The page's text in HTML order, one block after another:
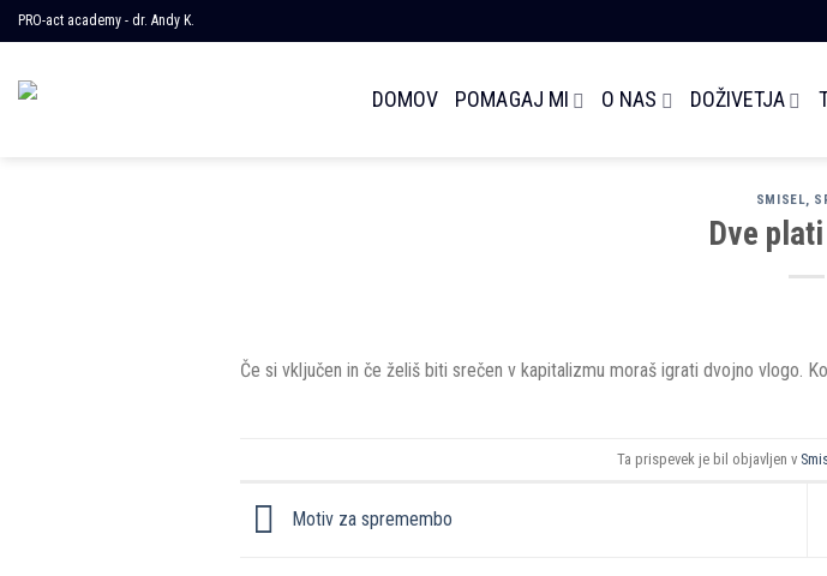
Skoči
na
vsebino
PRO-act academy - dr. Andy K.
DOMOV POMAGAJ MI O NAS DOŽIVETJA
SMISEL,
Dve
Če si vključen in če želiš biti srečen v kapitalizmu moraš igrati dvojno vlogo.
Ta prispevek je bil objavljen v
Motiv za spremembo